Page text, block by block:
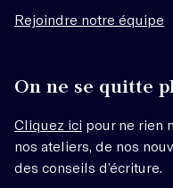
Rejoindre notre équipe
On ne se quitte
Cliquez ici pour ne rien
nos ateliers, de nos
des conseils d’écriture.